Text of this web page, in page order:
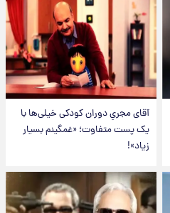
آقای مجریِ دوران کودکی خیلی‌ها با
یک پست متفاوت؛ «غمگینم بسیار
زیاد»!